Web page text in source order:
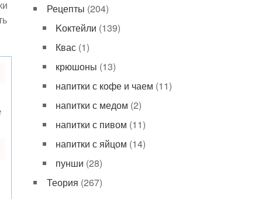
Рецепты (204)
Kоктейли (139)
Квас (1)
крюшоны (13)
напитки с кофе и чаем (11)
напитки с медом (2)
напитки с пивом (11)
напитки с яйцом (14)
пунши (28)
Теория (267)